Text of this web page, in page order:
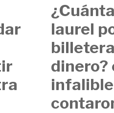
laurel
dinero?